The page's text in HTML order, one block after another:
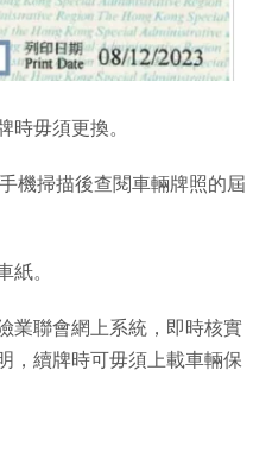
時毋須更換。
機掃描後查閱車輛牌照的屆
紙。
業聯會網上系統，即時核實
，續牌時可毋須上載車輛保